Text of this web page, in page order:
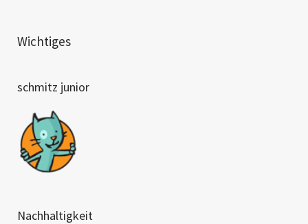
Wichtiges
schmitz junior
Nachhaltigkeit